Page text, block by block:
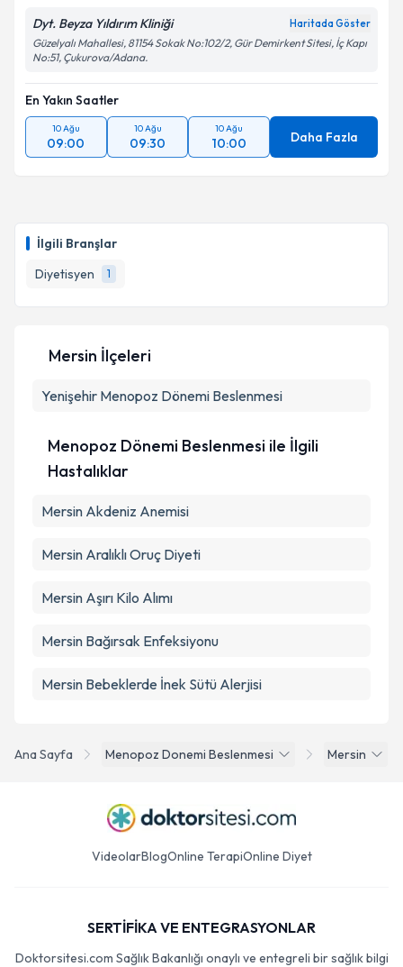
İlgili Branşlar
Diyetisyen
1
Dyt. Beyza Yıldırım Kliniği Haritada Göster
Güzelyalı Mahallesi, 81154 Sokak No:102/2, Gür Demirkent Sitesi, İç Kapı
No:51, Çukurova/Adana.
En Yakın Saatler
10 Ağu
09:00
10 Ağu
09:30
10 Ağu
10:00 Daha Fazla
Ana Sayfa Menopoz Donemi Beslenmesi Mersin
Mersin İlçeleri
Yenişehir Menopoz Dönemi Beslenmesi
Menopoz Dönemi Beslenmesi ile İlgili
Hastalıklar
Mersin Akdeniz Anemisi
Mersin Aralıklı Oruç Diyeti
Mersin Aşırı Kilo Alımı
Mersin Bağırsak Enfeksiyonu
Mersin Bebeklerde İnek Sütü Alerjisi
VideolarBlogOnline TerapiOnline Diyet
SERTİFİKA VE ENTEGRASYONLAR
Doktorsitesi.com Sağlık Bakanlığı onaylı ve entegreli bir sağlık bilgi